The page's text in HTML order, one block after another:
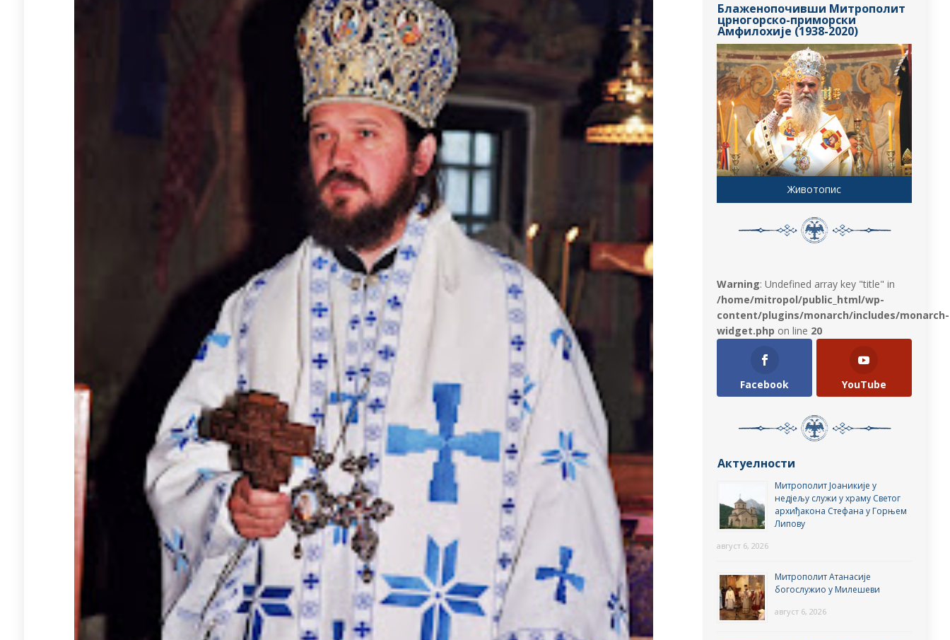
Блаженопочивши Митрополит
црногорско-приморски
Амфилохије (1938-2020)
Животопис
Warning: Undefined array key "title" in
/home/mitropol/public_html/wp-
content/plugins/monarch/includes/monarch-
widget.php on line 20
Facebook YouTube
Актуелности
Митрополит Јоаникије у
недјељу служи у храму Светог
архиђакона Стефана у Горњем
Липову
август 6, 2026
Митрополит Атанасије
богослужио у Милешеви
август 6, 2026